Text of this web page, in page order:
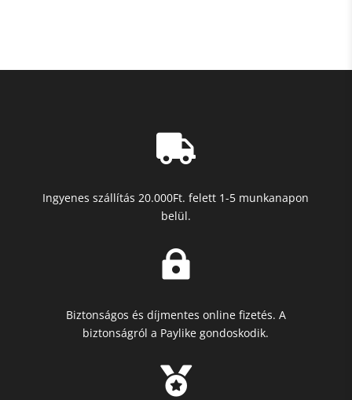

Ingyenes szállítás 20.000Ft. felett 1-5 munkanapon
belül.

Biztonságos és díjmentes online fizetés. A
biztonságról a Paylike gondoskodik.
